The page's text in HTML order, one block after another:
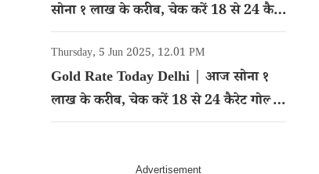
सोना १ लाख के करीब, चेक करें 18 से 24 कैरेट
गोल्ड का रेट
Thursday, 5 Jun 2025, 12.01 PM
Gold Rate Today Delhi | आज सोना १
लाख के करीब, चेक करें 18 से 24 कैरेट गोल्ड
का रेट